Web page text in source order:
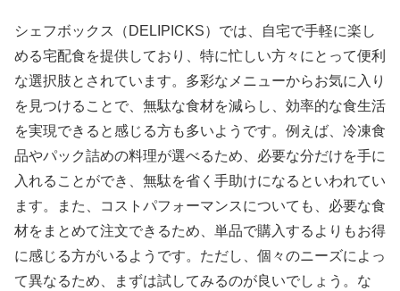
シェフボックス（DELIPICKS）では、自宅で手軽に楽し
める宅配食を提供しており、特に忙しい方々にとって便利
な選択肢とされています。多彩なメニューからお気に入り
を見つけることで、無駄な食材を減らし、効率的な食生活
を実現できると感じる方も多いようです。例えば、冷凍食
品やパック詰めの料理が選べるため、必要な分だけを手に
入れることができ、無駄を省く手助けになるといわれてい
ます。また、コストパフォーマンスについても、必要な食
材をまとめて注文できるため、単品で購入するよりもお得
に感じる方がいるようです。ただし、個々のニーズによっ
て異なるため、まずは試してみるのが良いでしょう。な